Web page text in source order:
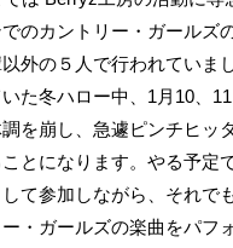
のカントリー・ガールズ
外の５人で行われていま
た冬ハロー中、1月10、11
を崩し、急遽ピンチヒッ
とになります。やる予定
て参加しながら、それで
・ガールズの楽曲をパフ